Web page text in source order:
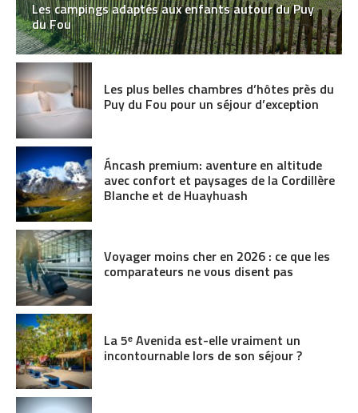
Les campings adaptés aux enfants autour du Puy
du Fou
Les plus belles chambres d’hôtes près du
Puy du Fou pour un séjour d’exception
Áncash premium: aventure en altitude
avec confort et paysages de la Cordillère
Blanche et de Huayhuash
Voyager moins cher en 2026 : ce que les
comparateurs ne vous disent pas
La 5ᵉ Avenida est-elle vraiment un
incontournable lors de son séjour ?